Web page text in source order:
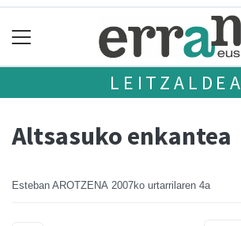
LEITZALDEA
Altsasuko enkantea
Esteban AROTZENA 2007ko urtarrilaren 4a